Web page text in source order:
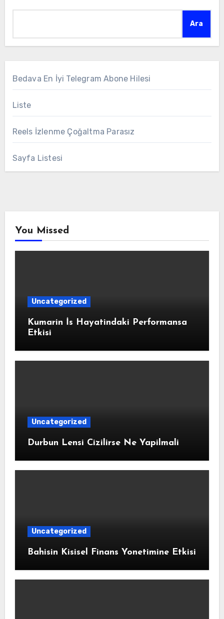
Ara
Bedava En İyi Telegram Abone Hilesi
Liste
Reels İzlenme Çoğaltma Parasız
Sayfa Listesi
You Missed
Uncategorized
Kumarin İs Hayatindaki Performansa
Etkisi
Uncategorized
Durbun Lensi Cizilirse Ne Yapilmali
Uncategorized
Bahisin Kisisel Finans Yonetimine Etkisi